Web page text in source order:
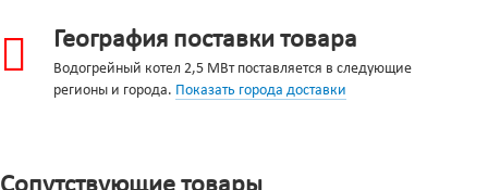
География поставки товара
Водогрейный котел 2,5 МВт поставляется в следующие
регионы и города. Показать города доставки